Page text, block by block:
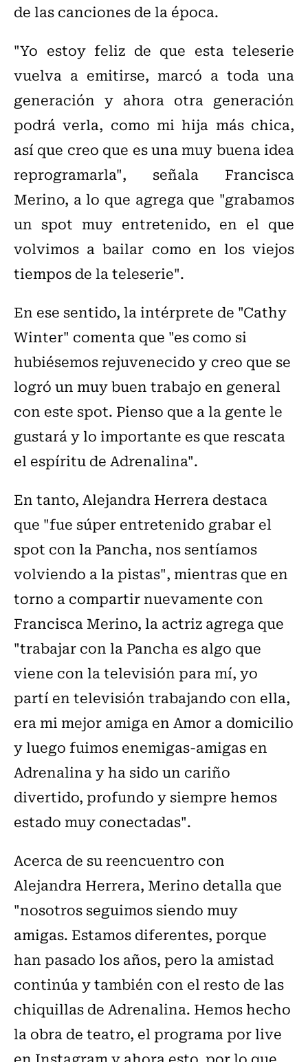
de las canciones de la época.
"Yo estoy feliz de que esta teleserie
vuelva a emitirse, marcó a toda una
generación y ahora otra generación
podrá verla, como mi hija más chica,
así que creo que es una muy buena idea
reprogramarla", señala Francisca
Merino, a lo que agrega que "grabamos
un spot muy entretenido, en el que
volvimos a bailar como en los viejos
tiempos de la teleserie".
En ese sentido, la intérprete de "Cathy
Winter" comenta que "es como si
hubiésemos rejuvenecido y creo que se
logró un muy buen trabajo en general
con este spot. Pienso que a la gente le
gustará y lo importante es que rescata
el espíritu de Adrenalina".
En tanto, Alejandra Herrera destaca
que "fue súper entretenido grabar el
spot con la Pancha, nos sentíamos
volviendo a la pistas", mientras que en
torno a compartir nuevamente con
Francisca Merino, la actriz agrega que
"trabajar con la Pancha es algo que
viene con la televisión para mí, yo
partí en televisión trabajando con ella,
era mi mejor amiga en Amor a domicilio
y luego fuimos enemigas-amigas en
Adrenalina y ha sido un cariño
divertido, profundo y siempre hemos
estado muy conectadas".
Acerca de su reencuentro con
Alejandra Herrera, Merino detalla que
"nosotros seguimos siendo muy
amigas. Estamos diferentes, porque
han pasado los años, pero la amistad
continúa y también con el resto de las
chiquillas de Adrenalina. Hemos hecho
la obra de teatro, el programa por live